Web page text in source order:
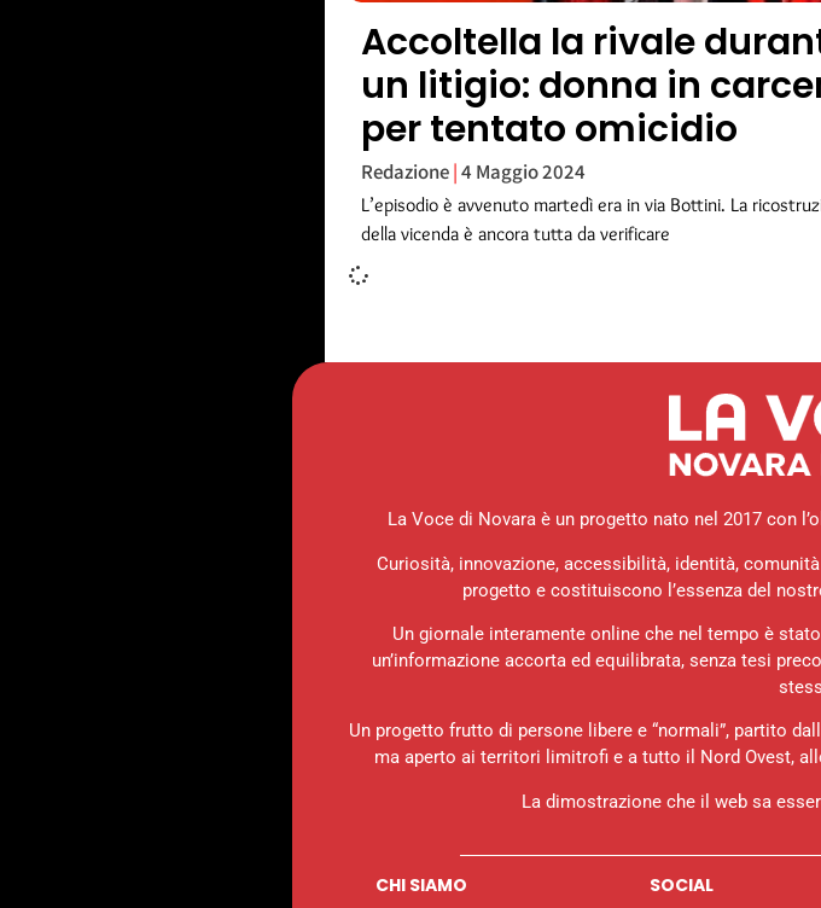
Accoltella la rivale
un litigio: donna in
per tentato omicidio
Redazione 4 Maggio 2024
L’episodio è avvenuto martedì era in via Bottini. La
della vicenda è ancora tutta da verificare
La Voce di Novara è un progetto nato nel 2017 con
Curiosità, innovazione, accessibilità, identità,
progetto e costituiscono l’essenza del
Un giornale interamente online che nel tempo è
un’informazione accorta ed equilibrata, senza tesi
Un progetto frutto di persone libere e “normali”, partito
ma aperto ai territori limitrofi e a tutto il Nord Ovest,
La dimostrazione che il web sa
CHI SIAMO SOCIAL